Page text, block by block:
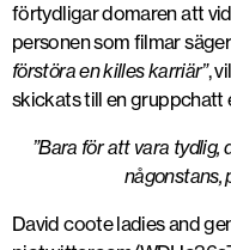
förtydligar domaren att
personen som filmar säger
förstöra en killes karriär”,
skickats till en gruppchatt
”Bara för att vara tydlig,
någonstans,
David coote ladies and